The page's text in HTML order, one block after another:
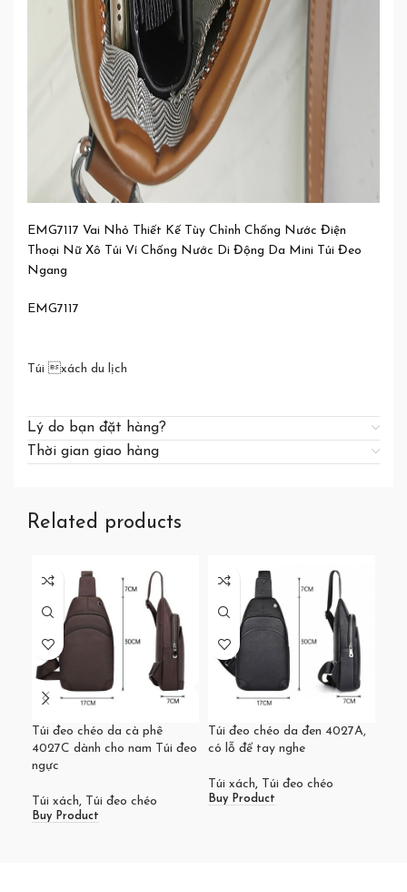
EMG7117 Vai Nhỏ Thiết Kế Tùy Chỉnh Chống Nước Điện
Thoại Nữ Xô Túi Ví Chống Nước Di Động Da Mini Túi Đeo
Ngang
EMG7117
Túi xách du lịch
Lý do bạn đặt hàng?
Thời gian giao hàng
Related products
Túi đeo chéo da cà phê
4027C dành cho nam Túi đeo
ngực
Túi xách, Túi đeo chéo
Buy Product
Túi đeo chéo da đen 4027A,
có lỗ để tay nghe
Túi xách, Túi đeo chéo
Buy Product